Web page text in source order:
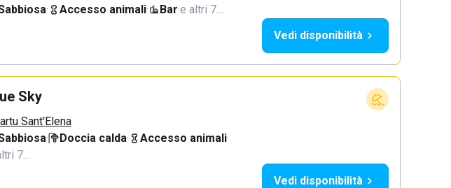
· Accesso animali· Bar·e altri 7…
Vedi disponibilità
Sky
Sant'Elena
· Doccia calda· Accesso animali·
7…
Vedi disponibilità